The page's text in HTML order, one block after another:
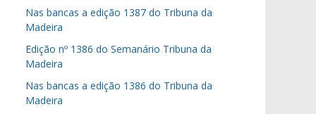
Nas bancas a edição 1387 do Tribuna da
Madeira
Edição nº 1386 do Semanário Tribuna da
Madeira
Nas bancas a edição 1386 do Tribuna da
Madeira